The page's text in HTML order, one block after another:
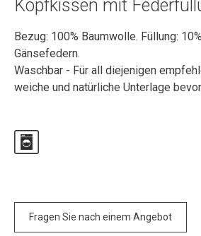
Kopfkissen mit
Bezug: 100% Baumwolle. Füllung:
Gänsefedern.
Waschbar - Für all diejenigen
weiche und natürliche Unterlage
Fragen Sie nach einem Angebot